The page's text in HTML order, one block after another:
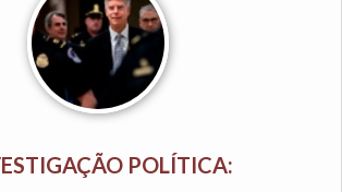
POLÍTICA: